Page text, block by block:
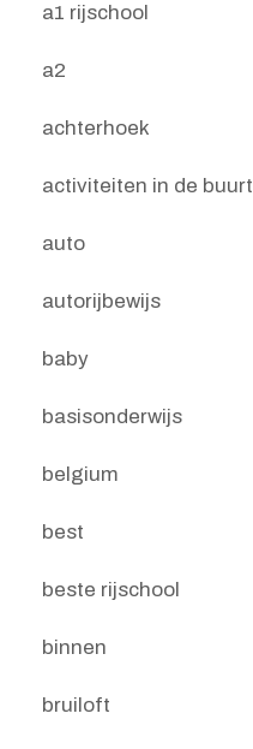
a1 rijschool
a2
achterhoek
activiteiten in de buurt
auto
autorijbewijs
baby
basisonderwijs
belgium
best
beste rijschool
binnen
bruiloft